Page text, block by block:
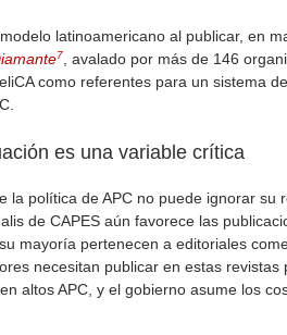
latinoamericano al publicar, en
7
, avalado por más de 146
como referentes para un sistema
es una variable crítica
la política de APC no puede ignorar su
de CAPES aún favorece las
mayoría pertenecen a editoriales
necesitan publicar en estas
altos APC, y el gobierno asume los